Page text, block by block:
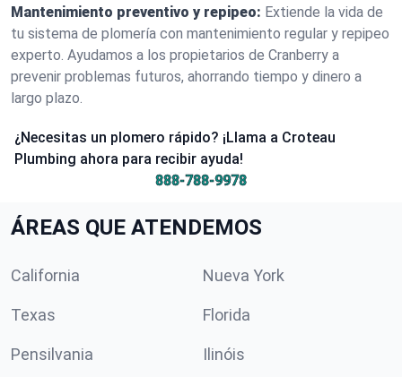
Mantenimiento preventivo y repipeo: Extiende la vida de
tu sistema de plomería con mantenimiento regular y repipeo
experto. Ayudamos a los propietarios de Cranberry a
prevenir problemas futuros, ahorrando tiempo y dinero a
largo plazo.
¿Necesitas un plomero rápido? ¡Llama a Croteau
Plumbing ahora para recibir ayuda!
888-788-9978
ÁREAS QUE ATENDEMOS
California Nueva York
Texas Florida
Pensilvania Ilinóis